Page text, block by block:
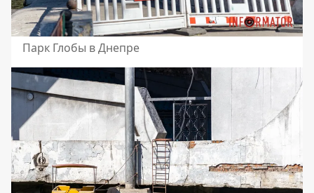
Парк Глобы в Днепре